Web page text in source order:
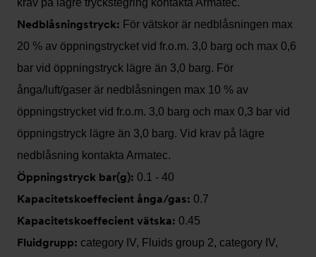
krav på lägre tryckstegring kontakta Armatec.
Nedblåsningstryck: För vätskor är nedblåsningen max
20 % av öppningstrycket vid fr.o.m. 3,0 barg och max 0,6
bar vid öppningstryck lägre än 3,0 barg. För
ånga/luft/gaser är nedblåsningen max 10 % av
öppningstrycket vid fr.o.m. 3,0 barg och max 0,3 bar vid
öppningstryck lägre än 3,0 barg. Vid krav på lägre
nedblåsning kontakta Armatec.
Öppningstryck bar(g): 0.1 - 40
Kapacitetskoeffecient ånga/gas: 0.7
Kapacitetskoeffecient vätska: 0.45
Fluidgrupp: category IV, Fluids group 2, category IV,